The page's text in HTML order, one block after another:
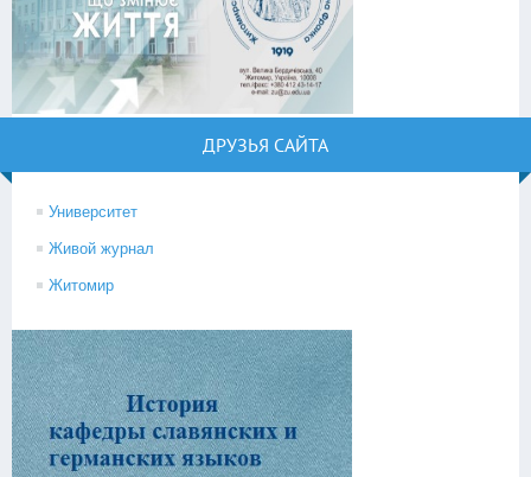
ДРУЗЬЯ САЙТА
Университет
Живой журнал
Житомир